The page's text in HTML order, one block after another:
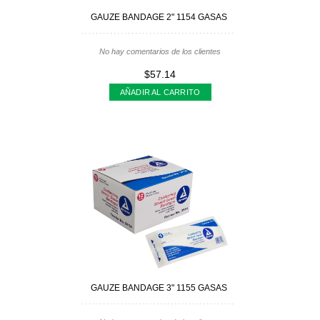
GAUZE BANDAGE 2" 1154 GASAS
No hay comentarios de los clientes
$57.14
AÑADIR AL CARRITO
GAUZE BANDAGE 3" 1155 GASAS